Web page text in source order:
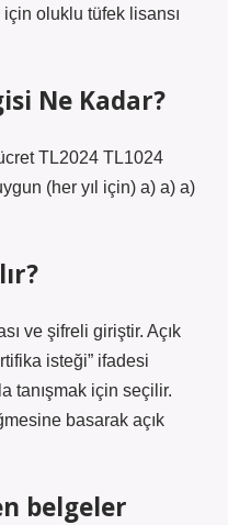
için oluklu tüfek lisansı
Ne Kadar?
TL2024 TL1024
(her yıl için) a) a) a)
ve şifreli giriştir. Açık
isteği” ifadesi
tanışmak için seçilir.
basarak açık
belgeler